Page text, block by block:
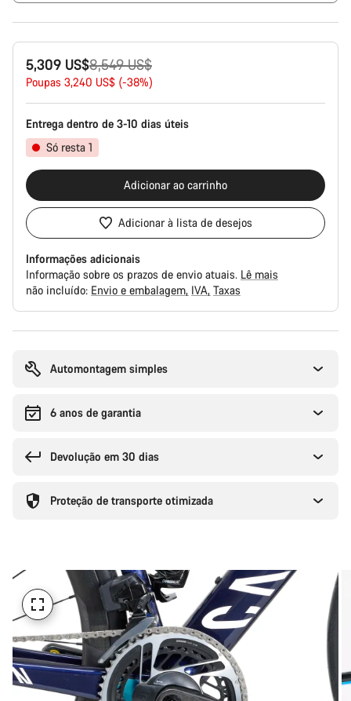
5,309 US$
Preço
Original
8,549 US$
Poupas 3,240 US$ (-38%)
Entrega dentro de 3-10 dias úteis
Só resta 1
Adicionar ao carrinho
Adicionar à lista de desejos
Informações adicionais
Informação sobre os prazos de envio atuais. Lê mais
não incluído: Envio e embalagem IVA Taxas
compra
Automontagem simples
6 anos de garantia
Devolução em 30 dias
Proteção de transporte otimizada